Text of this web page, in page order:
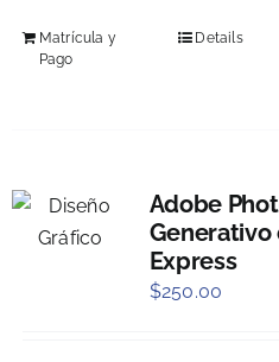
Matrícula y
Pago
Details
Adobe
Generativo
Express
$250.00